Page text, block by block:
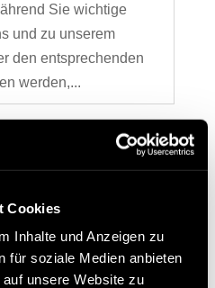
Cookies
Inhalte und Anzeigen zu
für soziale Medien anbieten
unsere Website zu
Sie wichtige
und zu unserem
den entsprechenden
werden,...
in Mannheim
Methoden ist möglich!
Tool erklärt in 3 Minuten